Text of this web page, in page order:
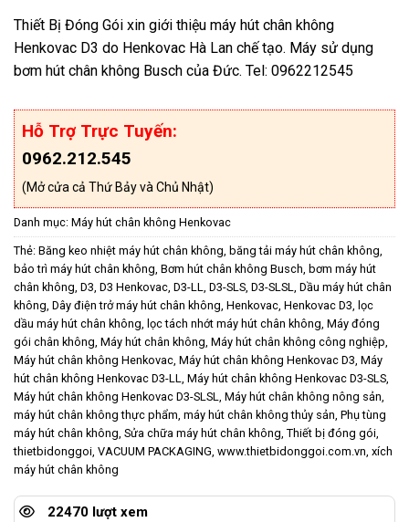
Thiết Bị Đóng Gói xin giới thiệu máy hút chân không
Henkovac D3 do Henkovac Hà Lan chế tạo. Máy sử dụng
bơm hút chân không Busch của Đức. Tel: 0962212545
Hỗ Trợ Trực Tuyến:
0962.212.545
(Mở cửa cả Thứ Bảy và Chủ Nhật)
Danh mục: Máy hút chân không Henkovac
Thẻ: Băng keo nhiệt máy hút chân không, băng tải máy hút chân không,
bảo trì máy hút chân không, Bơm hút chân không Busch, bơm máy hút
chân không, D3, D3 Henkovac, D3-LL, D3-SLS, D3-SLSL, Dầu máy hút chân
không, Dây điện trở máy hút chân không, Henkovac, Henkovac D3, lọc
dầu máy hút chân không, lọc tách nhớt máy hút chân không, Máy đóng
gói chân không, Máy hút chân không, Máy hút chân không công nghiệp,
Máy hút chân không Henkovac, Máy hút chân không Henkovac D3, Máy
hút chân không Henkovac D3-LL, Máy hút chân không Henkovac D3-SLS,
Máy hút chân không Henkovac D3-SLSL, Máy hút chân không nông sản,
máy hút chân không thực phẩm, máy hút chân không thủy sản, Phụ tùng
máy hút chân không, Sửa chữa máy hút chân không, Thiết bị đóng gói,
thietbidonggoi, VACUUM PACKAGING, www.thietbidonggoi.com.vn, xích
máy hút chân không
22470 lượt xem